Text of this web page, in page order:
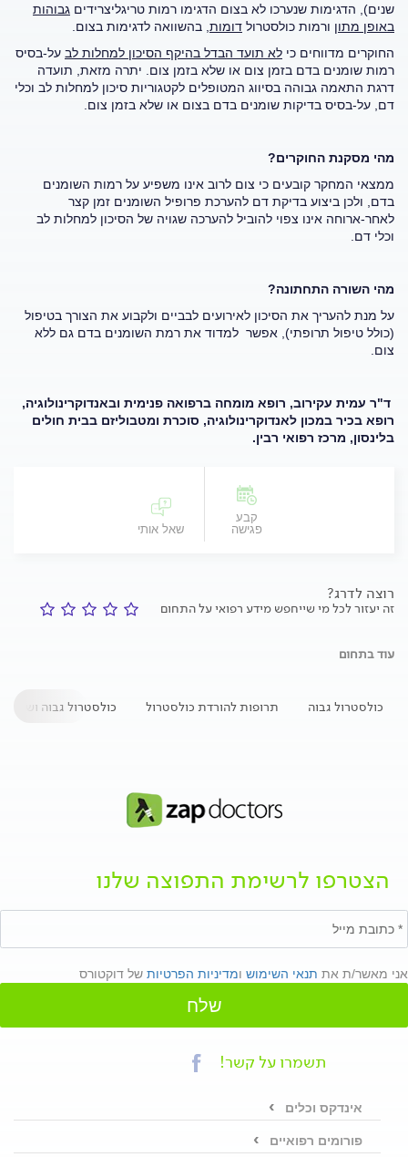
שנים), הדגימות שנערכו לא בצום הדגימו רמות טריגליצרידים גבוהות
באופן מתון ורמות כולסטרול דומות , בהשוואה לדגימות בצום.
החוקרים מדווחים כי לא תועד הבדל בהיקף הסיכון למחלות לב על-בסיס
רמות שומנים בדם בזמן צום או שלא בזמן צום. יתרה מזאת, תועדה
דרגת התאמה גבוהה בסיווג המטופלים לקטגוריות סיכון למחלות לב וכלי
דם, על-בסיס בדיקות שומנים בדם בצום או שלא בזמן צום.
מהי מסקנת החוקרים?
ממצאי המחקר קובעים כי צום לרוב אינו משפיע על רמות השומנים
בדם, ולכן ביצוע בדיקת דם להערכת פרופיל השומנים זמן קצר
לאחר-ארוחה אינו צפוי להוביל להערכה שגויה של הסיכון למחלות לב
וכלי דם.
מהי השורה התחתונה?
על מנת להעריך את הסיכון לאירועים לבביים ולקבוע את הצורך בטיפול
(כולל טיפול תרופתי), אפשר למדוד את רמת השומנים בדם גם ללא
צום.
ד"ר עמית עקירוב, רופא מומחה ברפואה פנימית ובאנדוקרינולוגיה,
רופא בכיר במכון לאנדוקרינולוגיה, סוכרת ומטבוליזם בבית חולים
בלינסון, מרכז רפואי רבין.
קבע
פגישה
שאל אותי
רוצה לדרג?
זה יעזור לכל מי שייחפש מידע רפואי על התחום
עוד בתחום
כולסטרול גבוה תרופות להורדת כולסטרול כולסטרול גבוה
הצטרפו לרשימת התפוצה שלנו
אני מאשר/ת את תנאי השימוש ומדיניות הפרטיות של דוקטורס
שלח
תשמרו על קשר!
אינדקס וכלים
פורומים רפואיים